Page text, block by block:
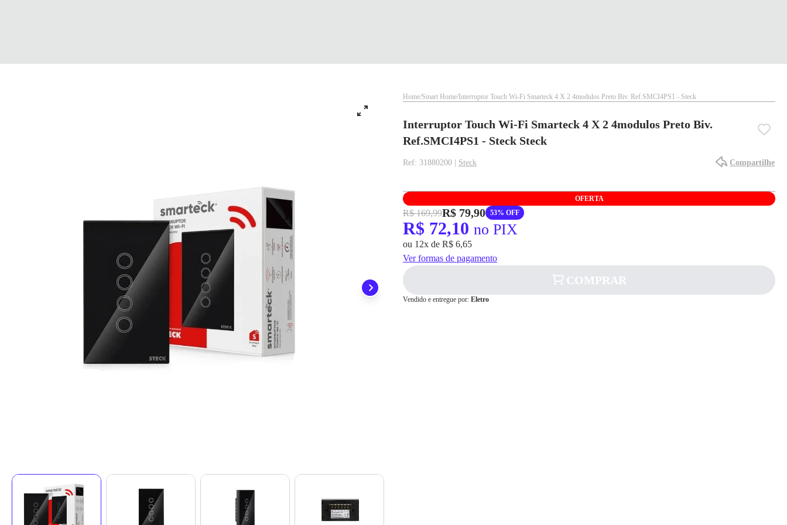
DISPONÍVEL APENAS PARA CPF
Na Eletrotrafo sua compra já vem com o imposto pago, e você não precisa se
preocupar em pagar o imposto de importação quando seu pedido chegar, você
ainda conta com a devolução grátis em até 7 dias.
Home Smart Home Interruptor Touch Wi-Fi Smarteck 4 X 2 4modulos Preto Biv. Ref.SMCI4PS1 - Steck
Interruptor Touch Wi-Fi Smarteck 4 X 2 4modulos Preto Biv.
Ref.SMCI4PS1 - Steck Steck
Ref: 31880200 | Steck Compartilhe
OFERTA
R$ 169,99R$ 79,90 53% OFF
R$ 72,10 no PIX
ou 12x de R$ 6,65
Ver formas de pagamento
✕
Pix
no PIX
Para pagamento via PIX será gerada uma chave e um QR
Code ao finalizar o processo de compra.
COMPRAR
Vendido e entregue por: Eletro